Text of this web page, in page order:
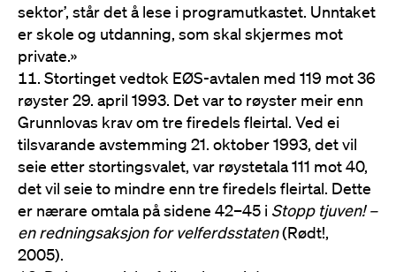
sektor’, står det å lese i programutkastet. Unntaket
er skole og utdanning, som skal skjermes mot
private.»
Stortinget vedtok EØS-avtalen med 119 mot 36
røyster 29. april 1993. Det var to røyster meir enn
Grunnlovas krav om tre firedels fleirtal. Ved ei
tilsvarande avstemming 21. oktober 1993, det vil
seie etter stortingsvalet, var røystetala 111 mot 40,
det vil seie to mindre enn tre firedels fleirtal. Dette
er nærare omtala på sidene 42–45 i Stopp tjuven! –
en redningsaksjon for velferdsstaten(Rødt!,
2005).